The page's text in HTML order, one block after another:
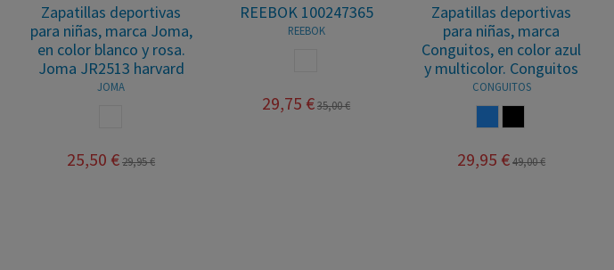
Zapatillas deportivas
para niñas, marca Joma,
en color blanco y rosa.
Joma JR2513 harvard
JOMA
25,50 €29,95 €
REEBOK 100247365
REEBOK
29,75 €35,00 €
Zapatillas deportivas
para niñas, marca
Conguitos, en color azul
y multicolor. Conguitos
CONGUITOS
29,95 €49,00 €